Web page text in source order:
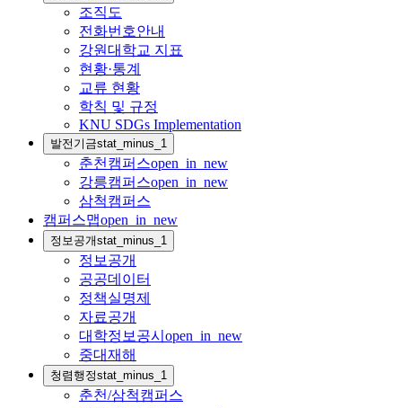
조직도
전화번호안내
강원대학교 지표
현황·통계
교류 현황
학칙 및 규정
KNU SDGs Implementation
발전기금stat_minus_1
춘천캠퍼스open_in_new
강릉캠퍼스open_in_new
삼척캠퍼스
캠퍼스맵open_in_new
정보공개stat_minus_1
정보공개
공공데이터
정책실명제
자료공개
대학정보공시 open_in_new
중대재해
청렴행정stat_minus_1
춘천/삼척캠퍼스